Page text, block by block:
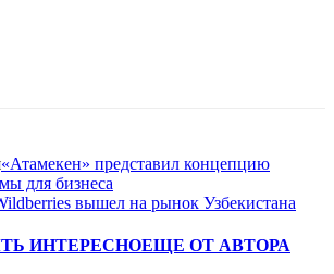
«Атамекен» представил концепцию
для бизнеса
вышел на рынок Узбекистана
ИНТЕРЕСНОЕЩЕ ОТ АВТОРА